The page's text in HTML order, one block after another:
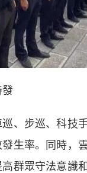
發
步巡、科技
生率。同時，
群眾守法意識